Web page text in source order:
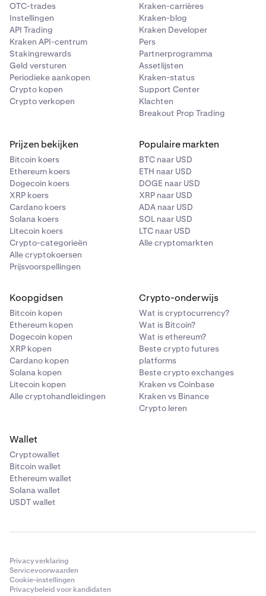
OTC-trades
Instellingen
API Trading
Kraken API-centrum
Stakingrewards
Geld versturen
Periodieke aankopen
Crypto kopen
Crypto verkopen
Kraken-carrières
Kraken-blog
Kraken Developer
Pers
Partnerprogramma
Assetlijsten
Kraken-status
Support Center
Klachten
Breakout Prop Trading
Prijzen bekijken
Bitcoin koers
Ethereum koers
Dogecoin koers
XRP koers
Cardano koers
Solana koers
Litecoin koers
Crypto-categorieën
Alle cryptokoersen
Prijsvoorspellingen
Populaire markten
BTC naar USD
ETH naar USD
DOGE naar USD
XRP naar USD
ADA naar USD
SOL naar USD
LTC naar USD
Alle cryptomarkten
Koopgidsen
Bitcoin kopen
Ethereum kopen
Dogecoin kopen
XRP kopen
Cardano kopen
Solana kopen
Litecoin kopen
Alle cryptohandleidingen
Crypto-onderwijs
Wat is cryptocurrency?
Wat is Bitcoin?
Wat is ethereum?
Beste crypto futures
platforms
Beste crypto exchanges
Kraken vs Coinbase
Kraken vs Binance
Crypto leren
Wallet
Cryptowallet
Bitcoin wallet
Ethereum wallet
Solana wallet
USDT wallet
Privacyverklaring
Servicevoorwaarden
Cookie-instellingen
Privacybeleid voor kandidaten